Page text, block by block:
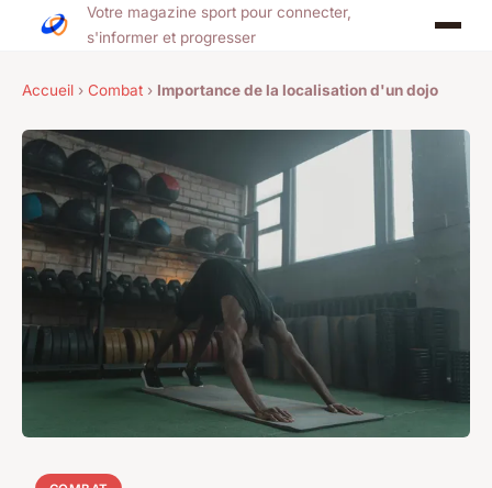
Votre magazine sport pour connecter,
s'informer et progresser
Accueil › Combat › Importance de la localisation d'un dojo